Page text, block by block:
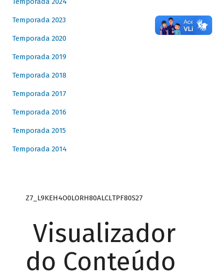
Temporada 2023
Temporada 2020
Temporada 2019
Temporada 2018
Temporada 2017
Temporada 2016
Temporada 2015
Temporada 2014
Z7_L9KEH4O0LORH80ALCLTPF80S27
Visualizador
do Conteúdo